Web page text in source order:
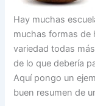
Hay muchas
muchas formas de
variedad todas
de lo que debería
Aquí pongo un
buen resumen de